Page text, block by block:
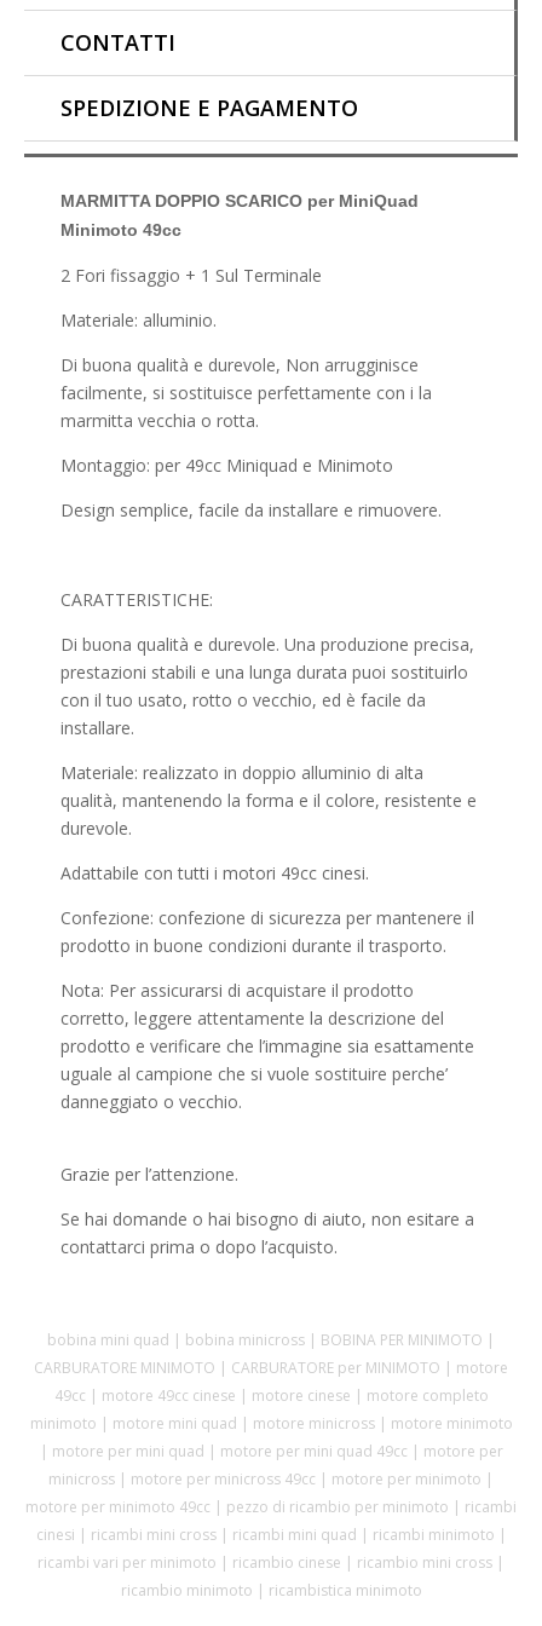
CONTATTI
SPEDIZIONE E PAGAMENTO
MARMITTA DOPPIO SCARICO per MiniQuad
Minimoto 49cc
2 Fori fissaggio + 1 Sul Terminale
Materiale: alluminio.
Di buona qualità e durevole, Non arrugginisce
facilmente, si sostituisce perfettamente con i la
marmitta vecchia o rotta.
Montaggio: per 49cc Miniquad e Minimoto
Design semplice, facile da installare e rimuovere.
CARATTERISTICHE:
Di buona qualità e durevole. Una produzione precisa,
prestazioni stabili e una lunga durata puoi sostituirlo
con il tuo usato, rotto o vecchio, ed è facile da
installare.
Materiale: realizzato in doppio alluminio di alta
qualità, mantenendo la forma e il colore, resistente e
durevole.
Adattabile con tutti i motori 49cc cinesi.
Confezione: confezione di sicurezza per mantenere il
prodotto in buone condizioni durante il trasporto.
Nota: Per assicurarsi di acquistare il prodotto
corretto, leggere attentamente la descrizione del
prodotto e verificare che l’immagine sia esattamente
uguale al campione che si vuole sostituire perche’
danneggiato o vecchio.
Grazie per l’attenzione.
Se hai domande o hai bisogno di aiuto, non esitare a
contattarci prima o dopo l’acquisto.
bobina mini quad | bobina minicross | BOBINA PER MINIMOTO |
CARBURATORE MINIMOTO | CARBURATORE per MINIMOTO | motore
49cc | motore 49cc cinese | motore cinese | motore completo
minimoto | motore mini quad | motore minicross | motore minimoto
| motore per mini quad | motore per mini quad 49cc | motore per
minicross | motore per minicross 49cc | motore per minimoto |
motore per minimoto 49cc | pezzo di ricambio per minimoto | ricambi
cinesi | ricambi mini cross | ricambi mini quad | ricambi minimoto |
ricambi vari per minimoto | ricambio cinese | ricambio mini cross |
ricambio minimoto | ricambistica minimoto